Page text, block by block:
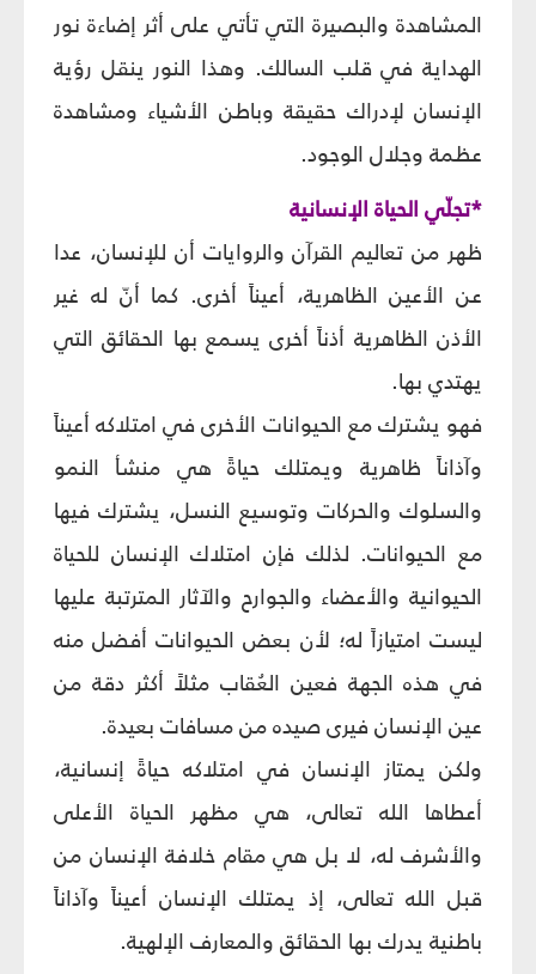
المشاهدة والبصيرة التي تأتي على أثر إضاءة نور
الهداية في قلب السالك. وهذا النور ينقل رؤية
الإنسان لإدراك حقيقة وباطن الأشياء ومشاهدة
عظمة وجلال الوجود.
*تجلّي الحياة الإنسانية
ظهر من تعاليم القرآن والروايات أن للإنسان، عدا
عن الأعين الظاهرية، أعيناً أخرى. كما أنّ له غير
الأذن الظاهرية أذناً أخرى يسمع بها الحقائق التي
يهتدي بها.
فهو يشترك مع الحيوانات الأخرى في امتلاكه أعيناً
وآذاناً ظاهرية ويمتلك حياةً هي منشأ النمو
والسلوك والحركات وتوسيع النسل، يشترك فيها
مع الحيوانات. لذلك فإن امتلاك الإنسان للحياة
الحيوانية والأعضاء والجوارح والآثار المترتبة عليها
ليست امتيازاً له؛ لأن بعض الحيوانات أفضل منه
في هذه الجهة فعين العُقاب مثلاً أكثر دقة من
عين الإنسان فيرى صيده من مسافات بعيدة.
ولكن يمتاز الإنسان في امتلاكه حياةً إنسانية،
أعطاها الله تعالى، هي مظهر الحياة الأعلى
والأشرف له، لا بل هي مقام خلافة الإنسان من
قبل الله تعالى، إذ يمتلك الإنسان أعيناً وآذاناً
باطنية يدرك بها الحقائق والمعارف الإلهية.